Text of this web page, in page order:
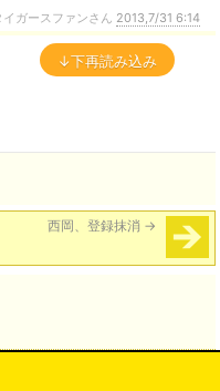
ガースファンさん 2013,7/31 6:14
↓下再読み込み
西岡、登録抹消 →